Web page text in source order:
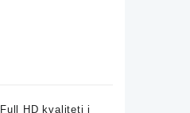
HD kvaliteti i